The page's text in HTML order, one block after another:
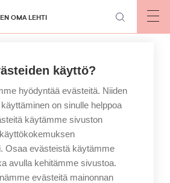
OMA LEHTI
käyttö?
hyödyntää evästeitä. Niiden
on sinulle helppoa
käytämme sivuston
Osaa evästeistä käytämme
avulla kehitämme sivustoa.
evästeitä mainonnan